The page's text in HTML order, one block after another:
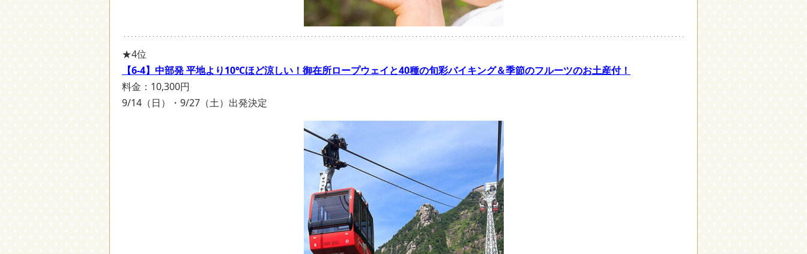
★4位
【6-4】中部発 平地より10℃ほど涼しい！御在所ロープウェイと40種の旬彩バイキング＆季節のフルーツのお土産付！
料金：10,300円
9/14（日）・9/27（土）出発決定